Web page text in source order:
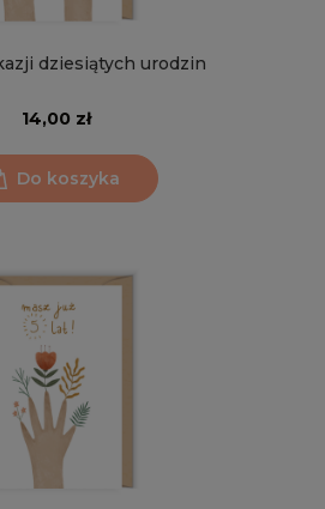
dziesiątych urodzin
14,00 zł
Do koszyka